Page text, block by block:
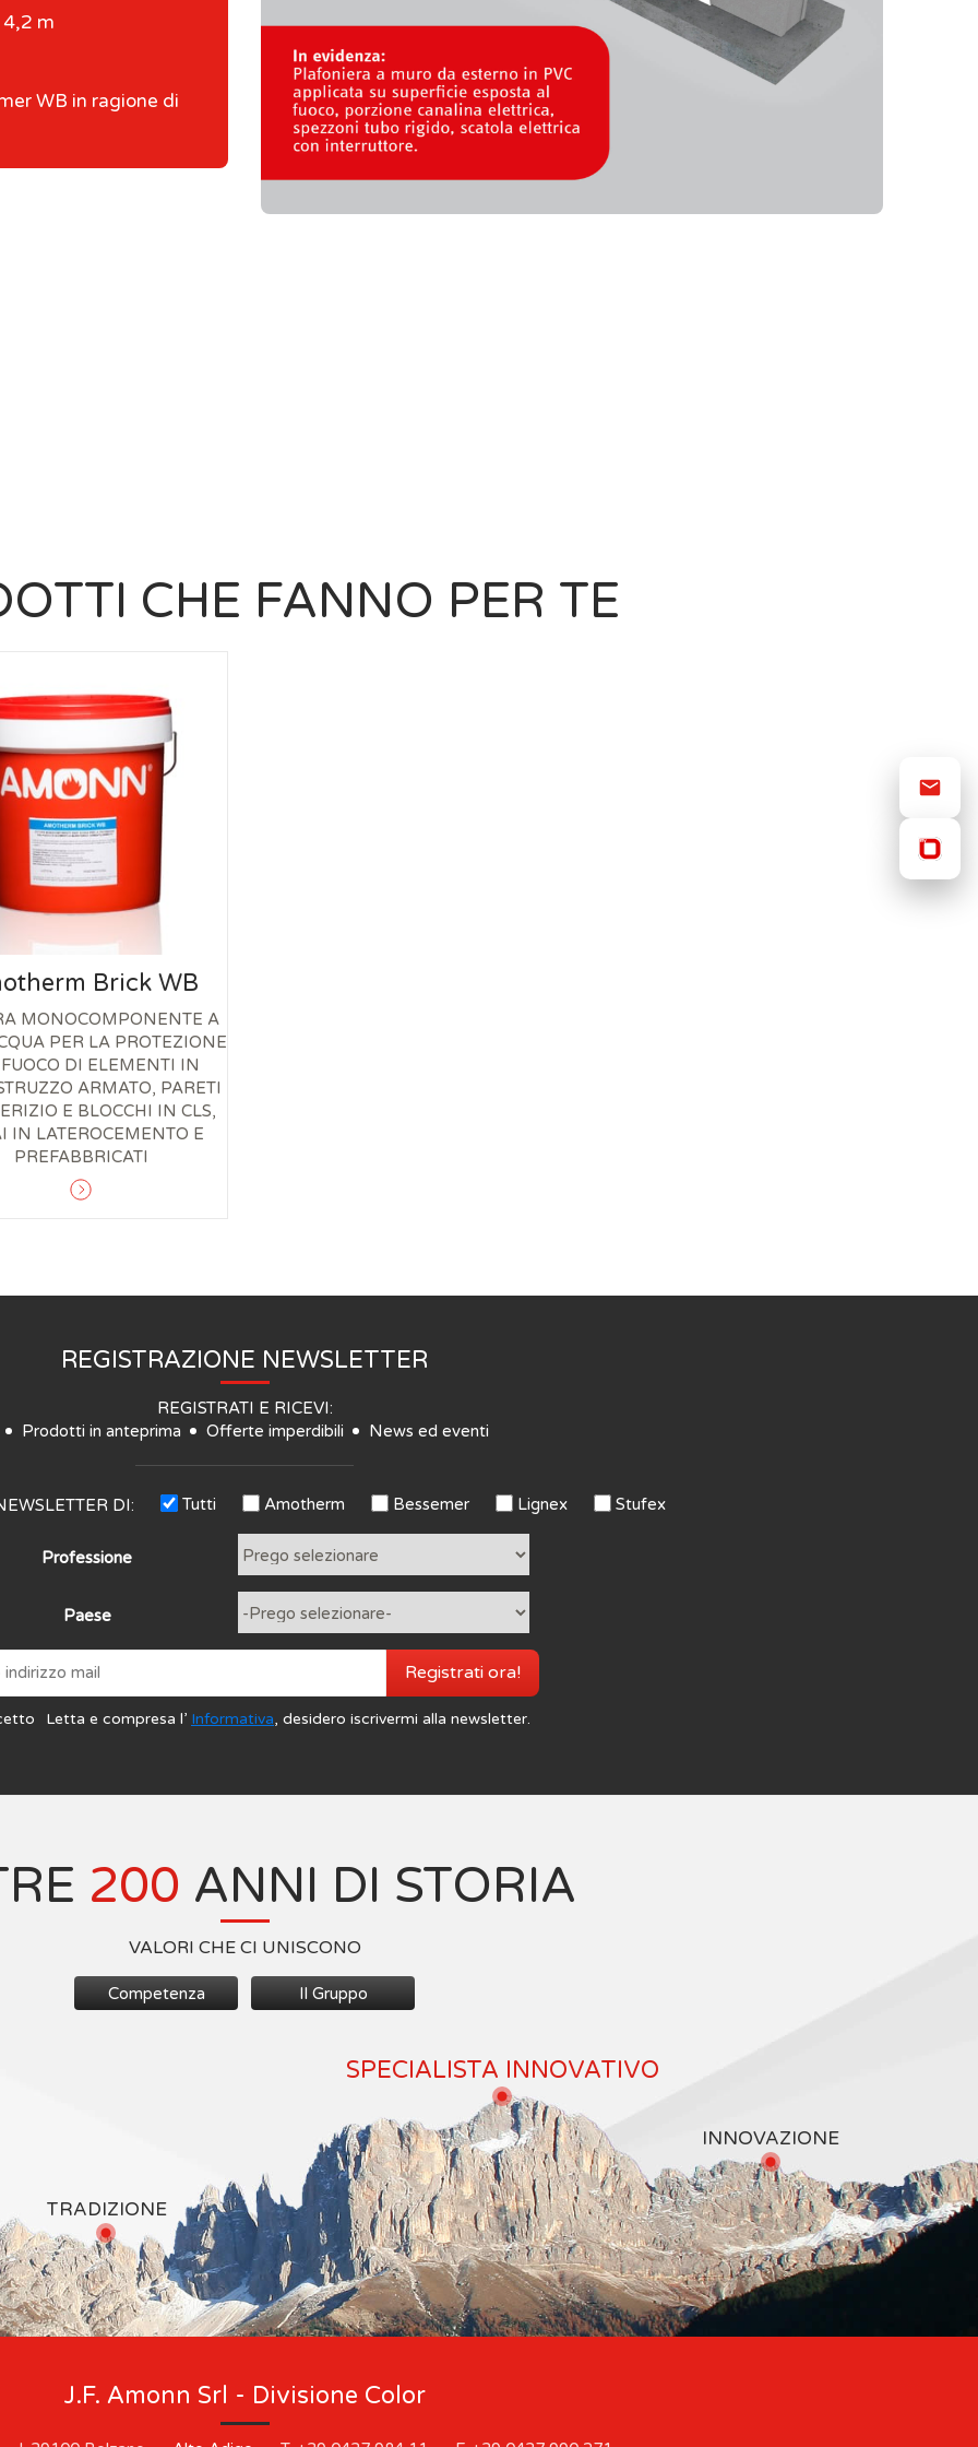
4,2 m
WB in ragione di
CHE FANNO PER TE
Brick WB
MONOCOMPONENTE A
PER LA PROTEZIONE
DI ELEMENTI IN
ARMATO, PARETI
E BLOCCHI IN CLS,
IN LATEROCEMENTO E
PREFABBRICATI
REGISTRAZIONE NEWSLETTER
REGISTRATI E RICEVI:
Prodotti in anteprima
Offerte imperdibili News ed eventi
DI: Tutti Amotherm Bessemer Lignex Stufex
Professione
Paese
Letta e compresa l’ Informativa, desidero iscrivermi alla newsletter.
Registrati ora!
200 ANNI DI STORIA
VALORI CHE CI UNISCONO
Competenza Il Gruppo
TRADIZIONE
SPECIALISTA INNOVATIVO
INNOVAZIONE
J.F. Amonn Srl - Divisione Color